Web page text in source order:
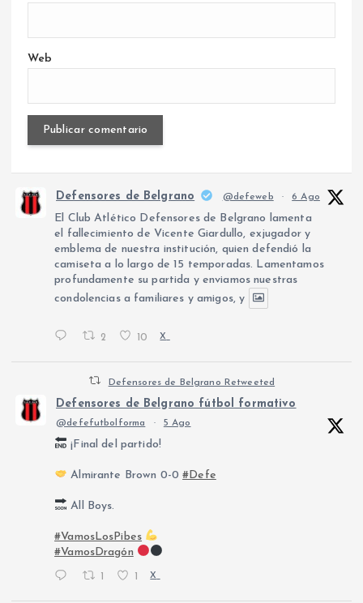
Web
Defensores de Belgrano @defeweb · 6 Ago
El Club Atlético Defensores de Belgrano lamenta
el fallecimiento de Vicente Giardullo, exjugador y
emblema de nuestra institución, quien defendió la
camiseta a lo largo de 15 temporadas. Lamentamos
profundamente su partida y enviamos nuestras
condolencias a familiares y amigos, y
2 10 X
Defensores de Belgrano Retweeted
Defensores de Belgrano fútbol formativo
@defefutbolforma · 5 Ago
¡Final del partido!
Almirante Brown 0-0#Defe
All Boys.
#VamosLosPibes
#VamosDragón
1 1 X